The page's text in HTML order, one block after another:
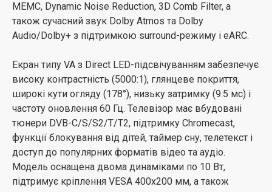
MEMC, Dynamic Noise Reduction, 3D Comb Filter, а
також сучасний звук Dolby Atmos та Dolby
Audio/Dolby+ з підтримкою surround-режиму і eARC.
Екран типу VA з Direct LED-підсвічуванням забезпечує
високу контрастність (5000:1), глянцеве покриття,
широкі кути огляду (178°), низьку затримку (9.5 мс) і
частоту оновлення 60 Гц. Телевізор має вбудовані
тюнери DVB-C/S/S2/T/T2, підтримку Chromecast,
функції блокування від дітей, таймер сну, телетекст і
доступ до популярних форматів відео та аудіо.
Модель оснащена двома динаміками по 10 Вт,
підтримує кріплення VESA 400x200 мм, а також